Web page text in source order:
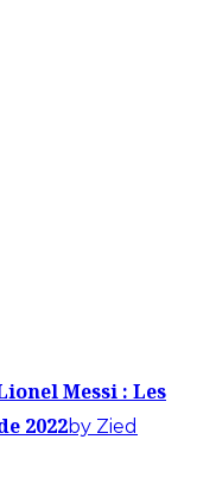
Messi : Les
2022by Zied